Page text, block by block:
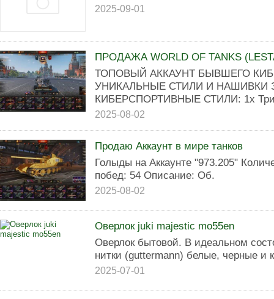
2025-09-01
ПРОДАЖА WORLD OF TANKS
ТОПОВЫЙ АККАУНТ БЫВШЕГО
УНИКАЛЬНЫЕ СТИЛИ И НАШИВКИ
КИБЕРСПОРТИВНЫЕ СТИЛИ: 1x
2025-08-02
Продаю Аккаунт в мире танков
Голыды на Аккаунте "973.205"
побед: 54 Описание: Об.
2025-08-02
Оверлок juki majestic mo55en
Оверлок бытовой. В идеальном
нитки (guttermann) белые, черные и
2025-07-01